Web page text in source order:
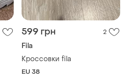
599 грн 2
Fila
Кроссовки fila
EU 38